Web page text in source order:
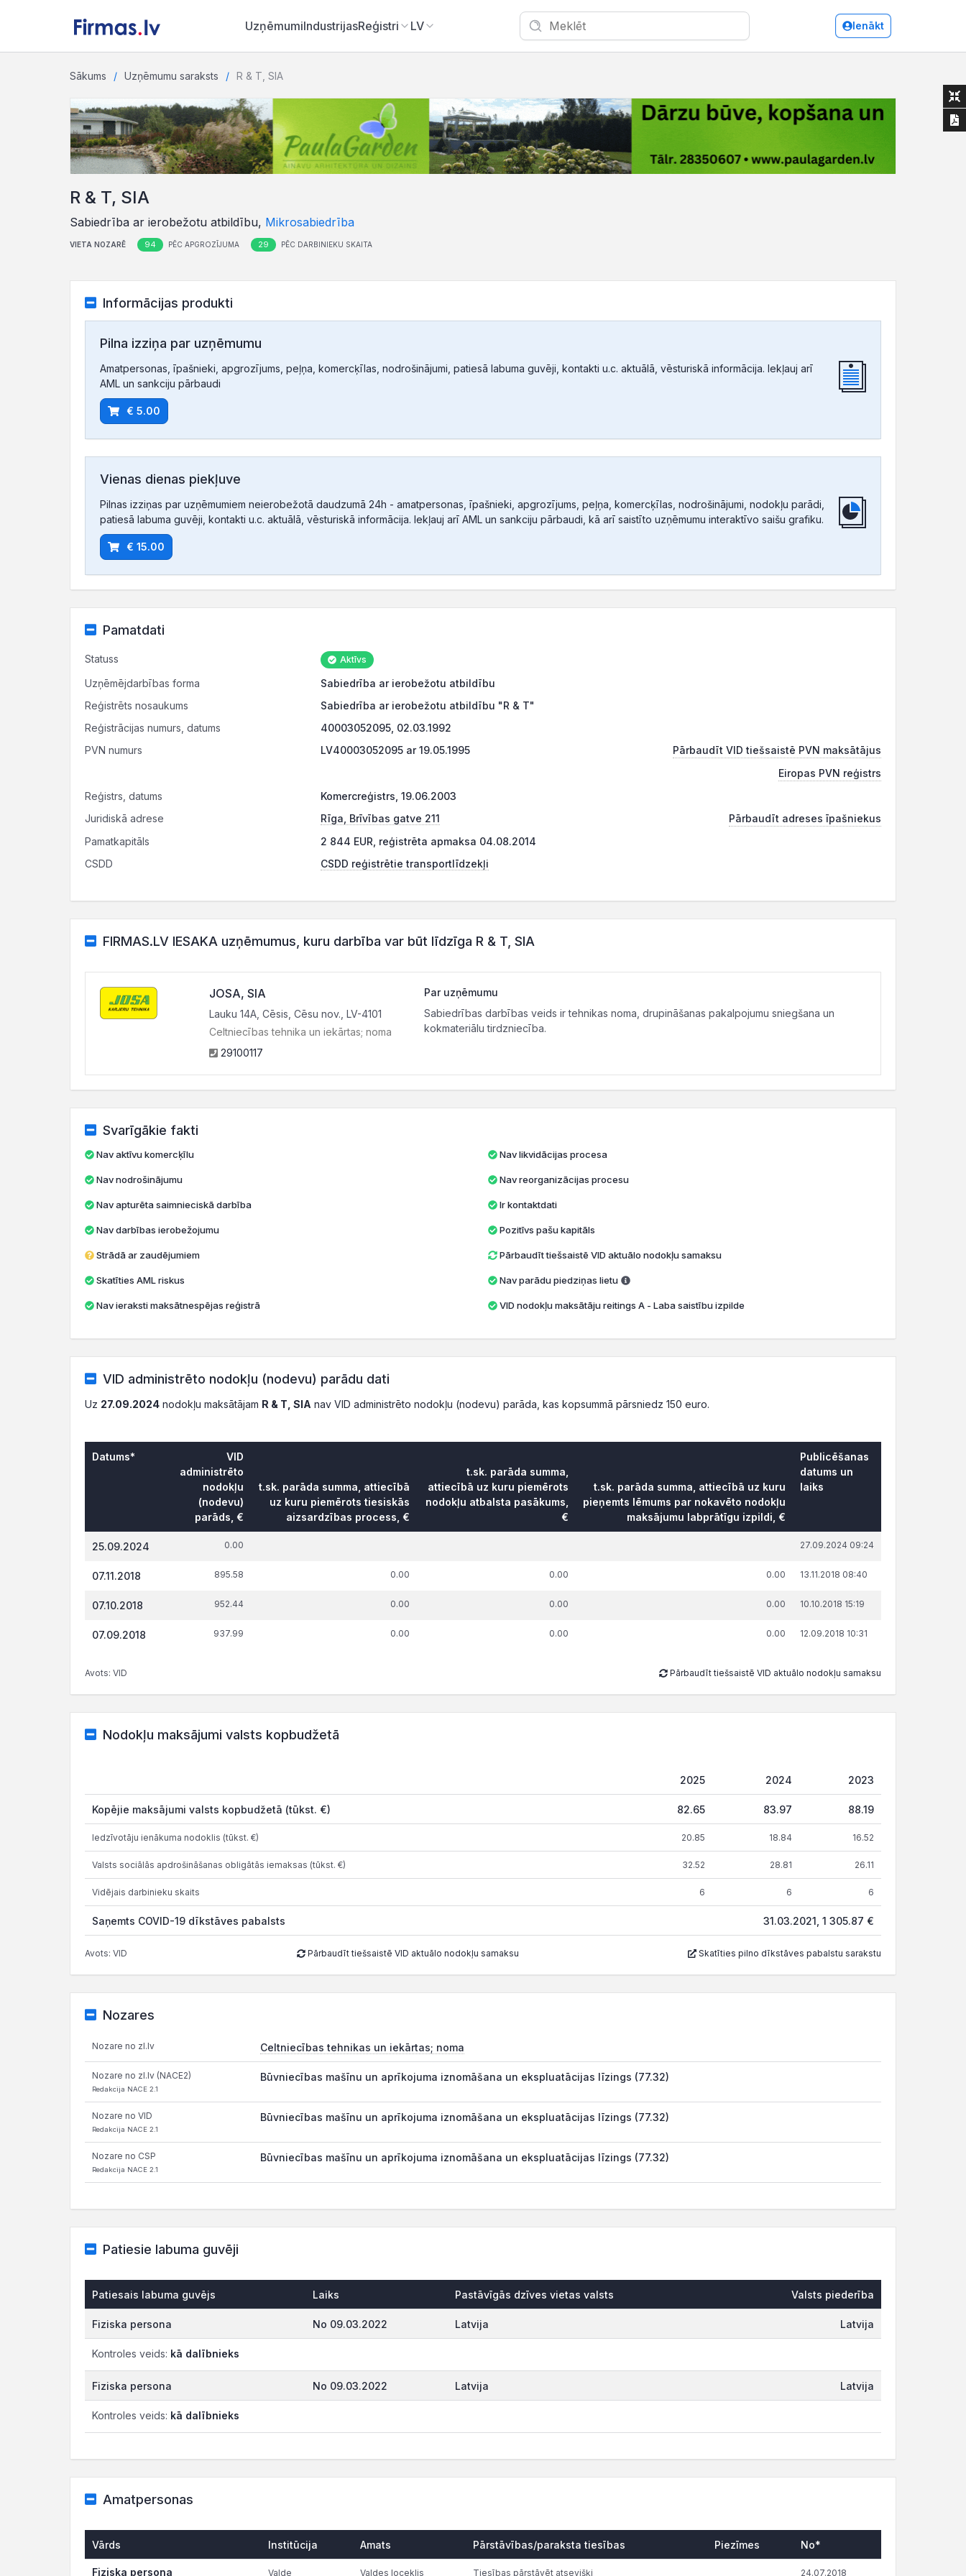
UzņēmumiIndustrijasReģistri LV Ienākt
Sākums Uzņēmumu saraksts R & T, SIA
R & T, SIA
Sabiedrība ar ierobežotu atbildību, Mikrosabiedrība
VIETA NOZARĒ 94 PĒC APGROZĪJUMA 29 PĒC DARBINIEKU SKAITA
Informācijas produkti
Pilna izziņa par uzņēmumu
Amatpersonas, īpašnieki, apgrozījums, peļņa, komercķīlas, nodrošinājumi, patiesā labuma guvēji, kontakti u.c. aktuālā, vēsturiskā informācija. Iekļauj arī
AML un sankciju pārbaudi
€ 5.00
Vienas dienas piekļuve
Pilnas izziņas par uzņēmumiem neierobežotā daudzumā 24h - amatpersonas, īpašnieki, apgrozījums, peļņa, komercķīlas, nodrošinājumi, nodokļu parādi,
patiesā labuma guvēji, kontakti u.c. aktuālā, vēsturiskā informācija. Iekļauj arī AML un sankciju pārbaudi, kā arī saistīto uzņēmumu interaktīvo saišu grafiku.
€ 15.00
Pamatdati
Statuss Aktīvs
Uzņēmējdarbības forma
Sabiedrība ar ierobežotu atbildību
Reģistrēts nosaukums
Sabiedrība ar ierobežotu atbildību "R & T"
Reģistrācijas numurs, datums
40003052095, 02.03.1992
PVN numurs
LV40003052095 ar 19.05.1995
Pārbaudīt VID tiešsaistē PVN maksātājus
Eiropas PVN reģistrs
Reģistrs, datums
Komercreģistrs, 19.06.2003
Juridiskā adrese
Rīga, Brīvības gatve 211
Pārbaudīt adreses īpašniekus
Pamatkapitāls
2 844 EUR, reģistrēta apmaksa 04.08.2014
CSDD
CSDD reģistrētie transportlīdzekļi
FIRMAS.LV IESAKA uzņēmumus, kuru darbība var būt līdzīga R & T, SIA
JOSA, SIA
Lauku 14A, Cēsis, Cēsu nov., LV-4101
Celtniecības tehnika un iekārtas; noma
29100117
Par uzņēmumu
Sabiedrības darbības veids ir tehnikas noma, drupināšanas pakalpojumu sniegšana un
kokmateriālu tirdzniecība.
Svarīgākie fakti
Nav aktīvu komercķīlu
Nav nodrošinājumu
Nav apturēta saimnieciskā darbība
Nav darbības ierobežojumu
Strādā ar zaudējumiem
Skatīties AML riskus
Nav ieraksti maksātnespējas reģistrā
Nav likvidācijas procesa
Nav reorganizācijas procesu
Ir kontaktdati
Pozitīvs pašu kapitāls
Pārbaudīt tiešsaistē VID aktuālo nodokļu samaksu
Nav parādu piedziņas lietu
VID nodokļu maksātāju reitings A - Laba saistību izpilde
VID administrēto nodokļu (nodevu) parādu dati
Uz 27.09.2024 nodokļu maksātājam R & T, SIA nav VID administrēto nodokļu (nodevu) parāda, kas kopsummā pārsniedz 150 euro.
Datums*
VID
administrēto
nodokļu
(nodevu)
parāds, €
t.sk. parāda summa, attiecībā
uz kuru piemērots tiesiskās
aizsardzības process, €
t.sk. parāda summa,
attiecībā uz kuru piemērots
nodokļu atbalsta pasākums,
€
t.sk. parāda summa, attiecībā uz kuru
pieņemts lēmums par nokavēto nodokļu
maksājumu labprātīgu izpildi, €
Publicēšanas
datums un
laiks
25.09.2024 0.00 27.09.2024 09:24
07.11.2018 895.58 0.00 0.00 0.00 13.11.2018 08:40
07.10.2018 952.44 0.00 0.00 0.00 10.10.2018 15:19
07.09.2018 937.99 0.00 0.00 0.00 12.09.2018 10:31
Avots: VID Pārbaudīt tiešsaistē VID aktuālo nodokļu samaksu
Nodokļu maksājumi valsts kopbudžetā
2025 2024 2023
Kopējie maksājumi valsts kopbudžetā (tūkst. €) 82.65 83.97 88.19
Iedzīvotāju ienākuma nodoklis (tūkst. €) 20.85 18.84 16.52
Valsts sociālās apdrošināšanas obligātās iemaksas (tūkst. €) 32.52 28.81 26.11
Vidējais darbinieku skaits 6 6 6
Saņemts COVID-19 dīkstāves pabalsts 31.03.2021, 1 305.87 €
Avots: VID Pārbaudīt tiešsaistē VID aktuālo nodokļu samaksu Skatīties pilno dīkstāves pabalstu sarakstu
Nozares
Nozare no zl.lv Celtniecības tehnikas un iekārtas; noma
Nozare no zl.lv (NACE2)
Redakcija NACE 2.1
Būvniecības mašīnu un aprīkojuma iznomāšana un ekspluatācijas līzings (77.32)
Nozare no VID
Redakcija NACE 2.1
Būvniecības mašīnu un aprīkojuma iznomāšana un ekspluatācijas līzings (77.32)
Nozare no CSP
Redakcija NACE 2.1
Būvniecības mašīnu un aprīkojuma iznomāšana un ekspluatācijas līzings (77.32)
Patiesie labuma guvēji
Patiesais labuma guvējs Laiks Pastāvīgās dzīves vietas valsts Valsts piederība
Fiziska persona No 09.03.2022 Latvija Latvija
Kontroles veids: kā dalībnieks
Fiziska persona No 09.03.2022 Latvija Latvija
Kontroles veids: kā dalībnieks
Amatpersonas
Vārds Institūcija Amats Pārstāvības/paraksta tiesības Piezīmes No*
Fiziska persona Valde Valdes loceklis Tiesības pārstāvēt atsevišķi 24.07.2018